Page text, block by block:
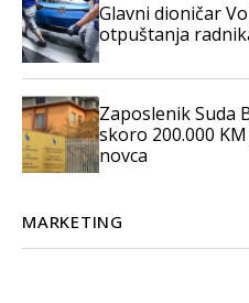
Glavni dioničar
otpuštanja
Zaposlenik Suda
skoro 200.000
novca
MARKETING